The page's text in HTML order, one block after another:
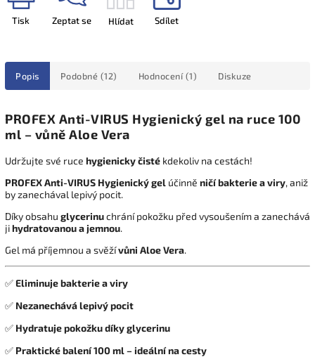
Tisk Zeptat se Hlídat Sdílet
Popis Podobné (12) Hodnocení (1) Diskuze
PROFEX Anti-VIRUS Hygienický gel na ruce 100
ml – vůně Aloe Vera
Udržujte své ruce hygienicky čisté kdekoliv na cestách!
PROFEX Anti-VIRUS Hygienický gel účinně ničí bakterie a viry, aniž
by zanechával lepivý pocit.
Díky obsahu glycerinuchrání pokožku před vysoušením a zanechává
jihydratovanou a jemnou.
Gel má příjemnou a svěžívůni Aloe Vera.
✅Eliminuje bakterie a viry
✅ Nezanechává lepivý pocit
✅ Hydratuje pokožku díky glycerinu
✅ Praktické balení 100 ml – ideální na cesty